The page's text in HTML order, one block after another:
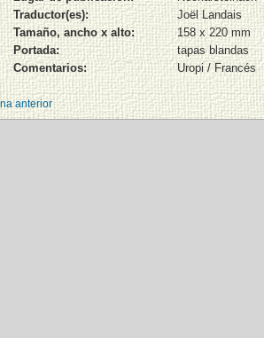
Traductor(es):
Joël Landais
Tamaño, ancho x alto:
158 x 220 mm
Portada:
tapas blandas
Comentarios:
Uropi / Francés
anterior